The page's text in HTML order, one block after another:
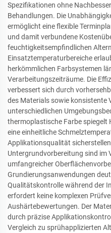
Spezifikationen ohne
Behandlungen. Die
ermöglicht eine flexible
und damit verbundene
feuchtigkeitsempfindlichen
Einsatztemperaturbereiche
herkömmlichen Farbsystemen
Verarbeitungszeiträume. Die
verbessert sich durch
des Materials sowie konsistente
unterschiedlichen
thermoplastische Farbe spiegelt
eine einheitliche
Applikationsqualität
Untergrundvorbereitung sind im
umfangreicher
Grundierungsanwendungen
Qualitätskontrolle während der
erfordert keine komplexen
Aushärtebewertungen. Der
durch präzise
Vergleich zu sprühapplizierten